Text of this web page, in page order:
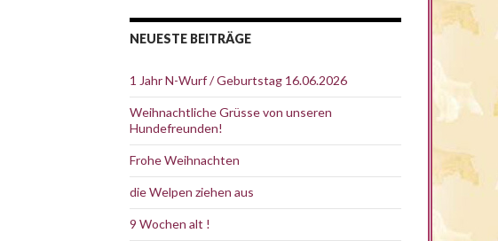
NEUESTE BEITRÄGE
1 Jahr N-Wurf / Geburtstag 16.06.2026
Weihnachtliche Grüsse von unseren
Hundefreunden!
Frohe Weihnachten
die Welpen ziehen aus
9 Wochen alt !